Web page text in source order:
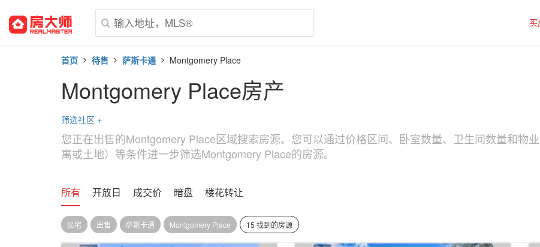
买
首页 待售 萨斯卡通 Montgomery Place
Montgomery Place房产
筛选社区 +
您正在出售的Montgomery Place区域搜索房源。您可以通过价格区间、卧室数量、卫生间数量和物
寓或土地）等条件进一步筛选Montgomery Place的房源。
所有 开放日 成交价 暗盘 楼花转让
民宅 出售 萨斯卡通 Montgomery Place 15 找到的房源